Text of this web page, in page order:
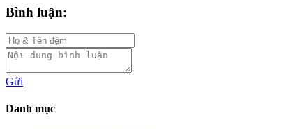
Bình luận:
Gửi
Danh mục